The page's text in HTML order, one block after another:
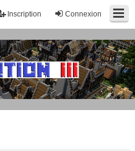
Connexion
Inscription